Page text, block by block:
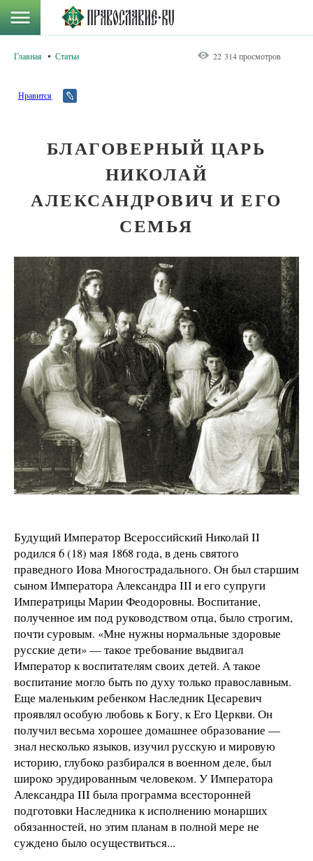
Главная Статьи 22 314 просмотров
Нравится
БЛАГОВЕРНЫЙ ЦАРЬ
НИКОЛАЙ
АЛЕКСАНДРОВИЧ И ЕГО
СЕМЬЯ
Будущий Император Всероссийский Николай II
родился 6 (18) мая 1868 года, в день святого
праведного Иова Многострадального. Он был старшим
сыном Императора Александра III и его супруги
Императрицы Марии Феодоровны. Воспитание,
полученное им под руководством отца, было строгим,
почти суровым. «Мне нужны нормальные здоровые
русские дети» — такое требование выдвигал
Император к воспитателям своих детей. А такое
воспитание могло быть по духу только православным.
Еще маленьким ребенком Наследник Цесаревич
проявлял особую любовь к Богу, к Его Церкви. Он
получил весьма хорошее домашнее образование —
знал несколько языков, изучил русскую и мировую
историю, глубоко разбирался в военном деле, был
широко эрудированным человеком. У Императора
Александра III была программа всесторонней
подготовки Наследника к исполнению монарших
обязанностей, но этим планам в полной мере не
суждено было осуществиться...